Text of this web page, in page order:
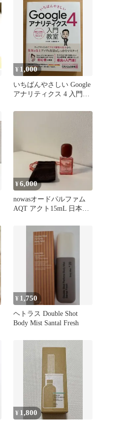
¥ 1,000
いちばんやさしい Google
アナリティクス 4 入門教
¥6,000
nowasオードパルファム
AQT アクト15mL 日本香
¥ 1,750
ヘトラス Double Shot
Body Mist Santal Fresh
¥ 1,800